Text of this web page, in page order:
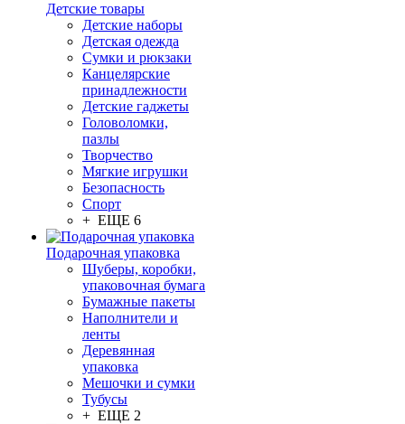
Детские товары
Детские наборы
Детская одежда
Сумки и рюкзаки
Канцелярские
принадлежности
Детские гаджеты
Головоломки,
пазлы
Творчество
Мягкие игрушки
Безопасность
Спорт
+ ЕЩЕ 6
Подарочная упаковка
Шуберы, коробки,
упаковочная бумага
Бумажные пакеты
Наполнители и
ленты
Деревянная
упаковка
Мешочки и сумки
Тубусы
+ ЕЩЕ 2